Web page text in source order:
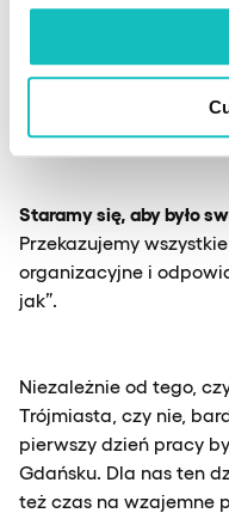
Wiemy, że pierwszy
stresujący, dlatego
czuła się
Staramy się, aby było
Przekazujemy
organizacyjne i
jak”.
Niezależnie od tego,
Trójmiasta, czy nie,
pierwszy dzień pracy
Gdańsku. Dla nas ten
też czas na wzajemne